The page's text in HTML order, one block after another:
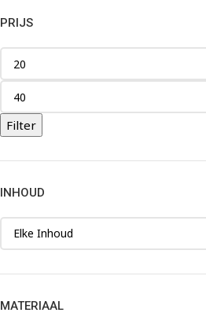
PRIJS
Filter
INHOUD
MATERIAAL